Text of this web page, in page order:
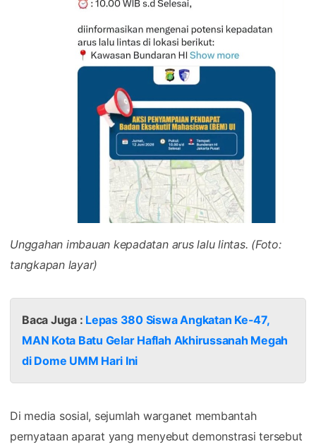
Unggahan imbauan kepadatan arus lalu lintas. (Foto:
tangkapan layar)
Baca Juga : Lepas 380 Siswa Angkatan Ke-47,
MAN Kota Batu Gelar Haflah Akhirussanah Megah
di Dome UMM Hari Ini
Di media sosial, sejumlah warganet membantah
pernyataan aparat yang menyebut demonstrasi tersebut